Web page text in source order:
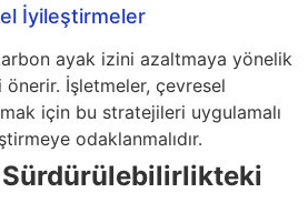
İyileştirmeler
ayak izini azaltmaya yönelik
İşletmeler, çevresel
için bu stratejileri uygulamalı
odaklanmalıdır.
Sürdürülebilirlikteki